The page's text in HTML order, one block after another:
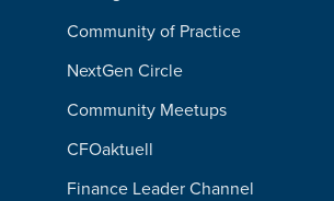
Community of Practice
NextGen Circle
Community Meetups
CFOaktuell
Finance Leader Channel